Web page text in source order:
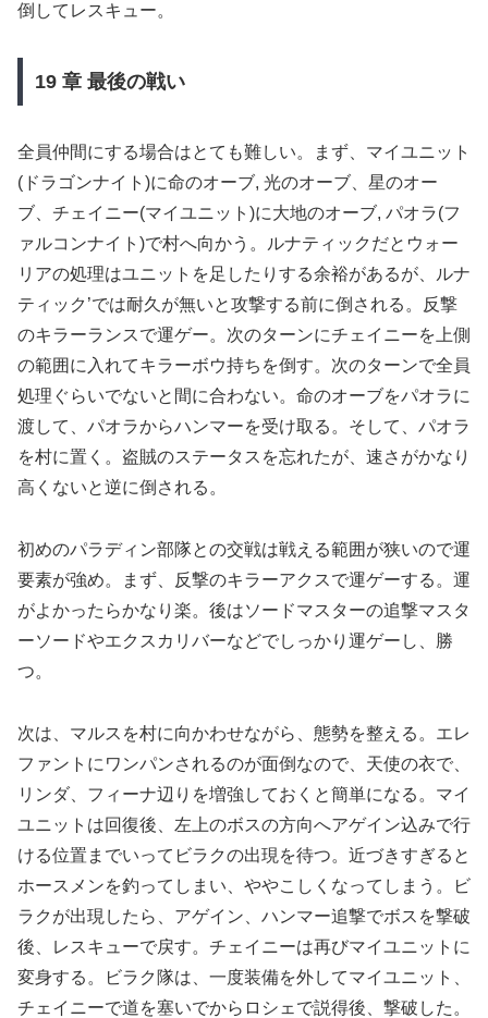
倒してレスキュー。
19 章 最後の戦い
全員仲間にする場合はとても難しい。まず、マイユニット
(ドラゴンナイト)に命のオーブ, 光のオーブ、星のオー
ブ、チェイニー(マイユニット)に大地のオーブ, パオラ(フ
ァルコンナイト)で村へ向かう。ルナティックだとウォー
リアの処理はユニットを足したりする余裕があるが、ルナ
ティック’では耐久が無いと攻撃する前に倒される。反撃
のキラーランスで運ゲー。次のターンにチェイニーを上側
の範囲に入れてキラーボウ持ちを倒す。次のターンで全員
処理ぐらいでないと間に合わない。命のオーブをパオラに
渡して、パオラからハンマーを受け取る。そして、パオラ
を村に置く。盗賊のステータスを忘れたが、速さがかなり
高くないと逆に倒される。
初めのパラディン部隊との交戦は戦える範囲が狭いので運
要素が強め。まず、反撃のキラーアクスで運ゲーする。運
がよかったらかなり楽。後はソードマスターの追撃マスタ
ーソードやエクスカリバーなどでしっかり運ゲーし、勝
つ。
次は、マルスを村に向かわせながら、態勢を整える。エレ
ファントにワンパンされるのが面倒なので、天使の衣で、
リンダ、フィーナ辺りを増強しておくと簡単になる。マイ
ユニットは回復後、左上のボスの方向へアゲイン込みで行
ける位置までいってビラクの出現を待つ。近づきすぎると
ホースメンを釣ってしまい、ややこしくなってしまう。ビ
ラクが出現したら、アゲイン、ハンマー追撃でボスを撃破
後、レスキューで戻す。チェイニーは再びマイユニットに
変身する。ビラク隊は、一度装備を外してマイユニット、
チェイニーで道を塞いでからロシェで説得後、撃破した。